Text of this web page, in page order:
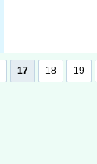
17 18 19